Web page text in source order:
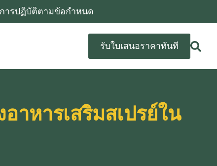
ารปฏิบัติตามข้อกําหนด
รับใบเสนอราคาทันที
าหารเสริมสเปรย์ใน